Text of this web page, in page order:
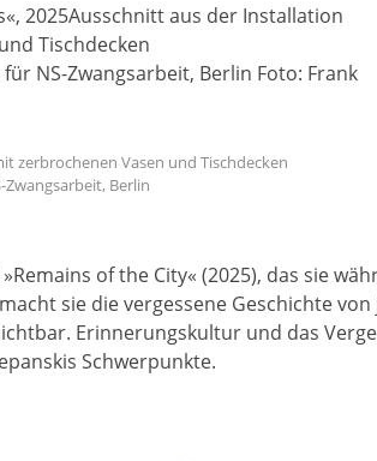
zerbrochenen Vasen und Tischdecken
Berlin
of the City« (2025), das sie
sie die vergessene Geschichte
Erinnerungskultur und das
Schwerpunkte.